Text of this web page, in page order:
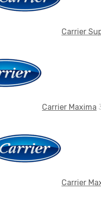
Carrier
Carrier Maxima
Carrier